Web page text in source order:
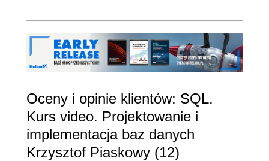
Oceny i opinie klientów: SQL.
Kurs video. Projektowanie i
implementacja baz danych
Krzysztof Piaskowy (12)